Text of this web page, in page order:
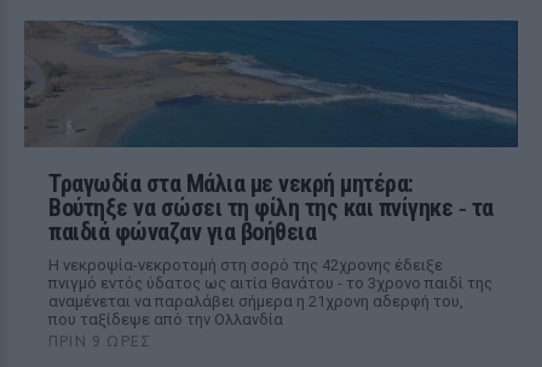
Τραγωδία στα Μάλια με νεκρή μητέρα:
Βούτηξε να σώσει τη φίλη της και πνίγηκε ‑ τα
παιδιά φώναζαν για βοήθεια
Η νεκροψία-νεκροτομή στη σορό της 42χρονης έδειξε
πνιγμό εντός ύδατος ως αιτία θανάτου - το 3χρονο παιδί της
αναμένεται να παραλάβει σήμερα η 21χρονη αδερφή του,
που ταξίδεψε από την Ολλανδία
ΠΡΙΝ 9 ΏΡΕΣ